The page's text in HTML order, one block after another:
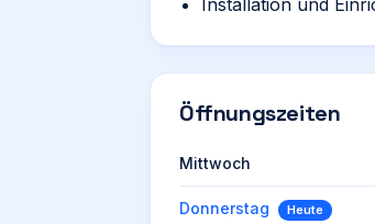
Installation und
Öffnungszeiten
Mittwoch
Donnerstag Heute